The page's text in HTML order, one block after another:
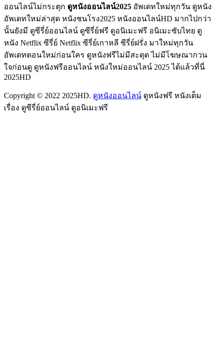
ออนไลน์ไม่กระตุก ดูหนังออนไลน์2025 อัพเดทใหม่ทุกวัน ดูหนัง
อัพเดทใหม่ล่าสุด หนังชนโรง2025 หนังออนไลน์HD มากไปกว่า
นั้นยังมี ดูซีรี่ย์ออนไลน์ ดูซีรี่ย์ฟรี ดูอนิเมะฟรี อนิเมะซับไทย ดู
หนัง Netflix ซีรี่ย์ Netflix ซีรี่ย์เกาหลี ซีรี่ย์ฝรั่ง มาใหม่ทุกวัน
อัพเดทตอนใหม่ก่อนใคร ดูหนังฟรีไม่มีสะดุด ไม่มีโฆษณากวน
ใจก่อนดู ดูหนังฟรีออนไลน์ หนังใหม่ออนไลน์ 2025 ได้แล้วที่นี่
2025HD
Copyright © 2022 2025HD. ดูหนังออนไลน์ ดูหนังฟรี หนังเต็ม
เรื่อง ดูซีรี่ย์ออนไลน์ ดูอนิเมะฟรี